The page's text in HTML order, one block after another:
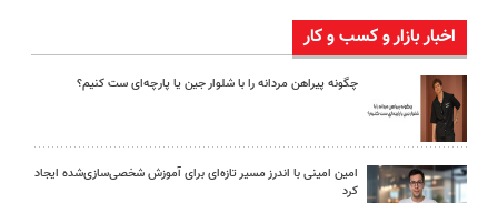
اخبار بازار و کسب و کار
چگونه پیراهن مردانه را با شلوار جین یا پارچه‌ای ست کنیم؟
امین امینی با اندرز مسیر تازه‌ای برای آموزش شخصی‌سازی‌شده ایجاد
کرد